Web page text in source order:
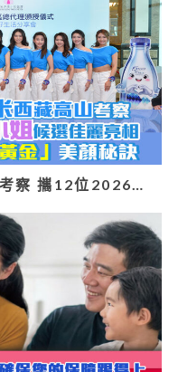
察 攜12位2026…